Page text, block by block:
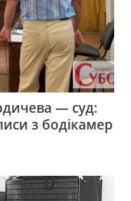
— суд:
з бодікамер